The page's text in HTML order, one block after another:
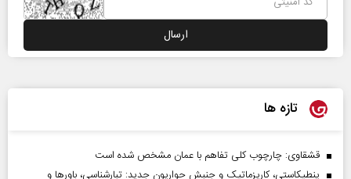
تازه ها
قشقاوی: چارچوب کلی تفاهم با عمان مشخص شده است
پنطیکاستی، کاریزماتیک و جنبش حواریون جدید: تبارشناسی، باور‌ها و